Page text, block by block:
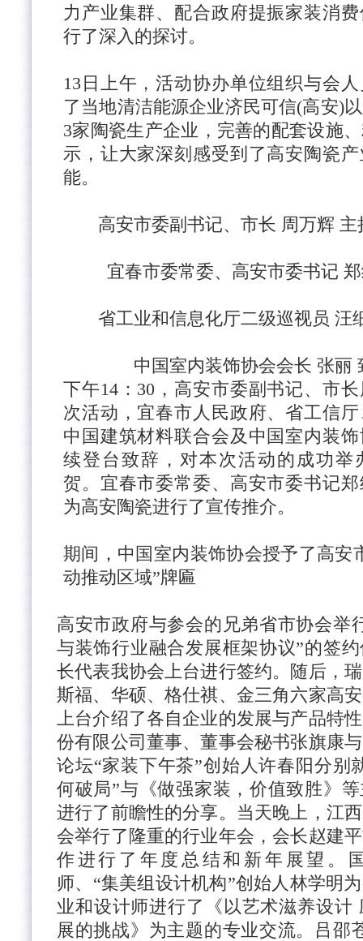
力产业集群、配合政府提振家装消
行了深入的探讨。
13日上午，活动协办单位组织与会
了当地清洁能源企业济民可信(高安)
3家陶瓷生产企业，完善的配套设施
示，让大家深刻感受到了高安陶瓷
能。
高安市委副书记、市长 周万辉 主
宜春市委常委、高安市委书记
省工业和信息化厅二级巡视员 汪
中国室内装饰协会会长 张丽
下午14：30，高安市委副书记、市
次活动，宜春市人民政府、省工信
中国建筑材料联合会及中国室内装
续登台致辞，对本次活动的成功举
贺。宜春市委常委、高安市委书记
为高安陶瓷进行了宣传推介。
期间，中国室内装饰协会授予了高安
动推动区域”牌匾
高安市政府与参会的兄弟省市协会举
与装饰行业融合发展框架协议”的签
长代表我协会上台进行签约。 随后，
斯福、华硕、格仕祺、金三角六家高
上台介绍了各自企业的发展与产品特
份有限公司董事、董事会秘书张旗康
论坛“家装下午茶”创始人许春阳分别
何破局”与《做强家装，价值致胜》
进行了前瞻性的分享。 当天晚上，江
会举行了隆重的行业年会，会长赵建
作进行了年度总结和新年展望。
师、 “集美组设计机构”创始人林学明
业和设计师进行了《以艺术滋养设计
展的挑战》为主题的专业交流。
吕邵